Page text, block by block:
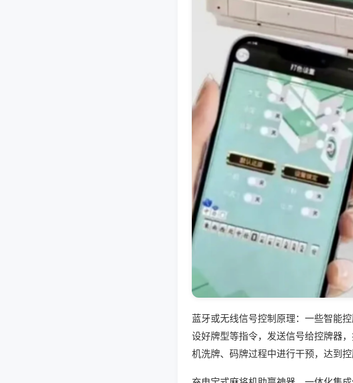
蓝牙或无线信号控制原理：一些智能
设好牌型等指令，发送信号给控牌器
机洗牌、码牌过程中进行干预，达到控